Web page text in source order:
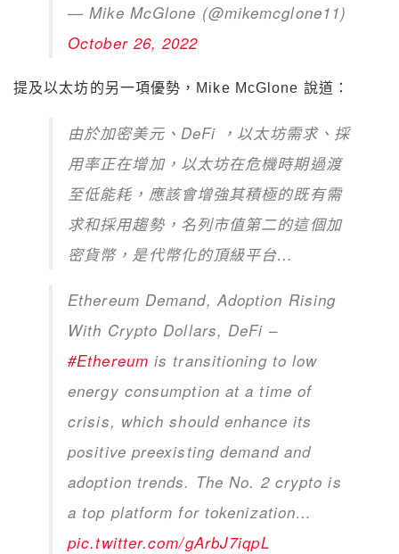
— Mike McGlone (@mikemcglone11)
October 26, 2022
提及以太坊的另一項優勢，Mike McGlone 說道：
由於加密美元、DeFi ，以太坊需求、採
用率正在增加，以太坊在危機時期過渡
至低能耗，應該會增強其積極的既有需
求和採用趨勢，名列市值第二的這個加
密貨幣，是代幣化的頂級平台…
Ethereum Demand, Adoption Rising
With Crypto Dollars, DeFi –
#Ethereum is transitioning to low
energy consumption at a time of
crisis, which should enhance its
positive preexisting demand and
adoption trends. The No. 2 crypto is
a top platform for tokenization…
pic.twitter.com/gArbJ7iqpL